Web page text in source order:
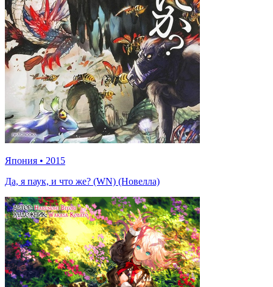
Япония • 2015
Да, я паук, и что же? (WN) (Новелла)